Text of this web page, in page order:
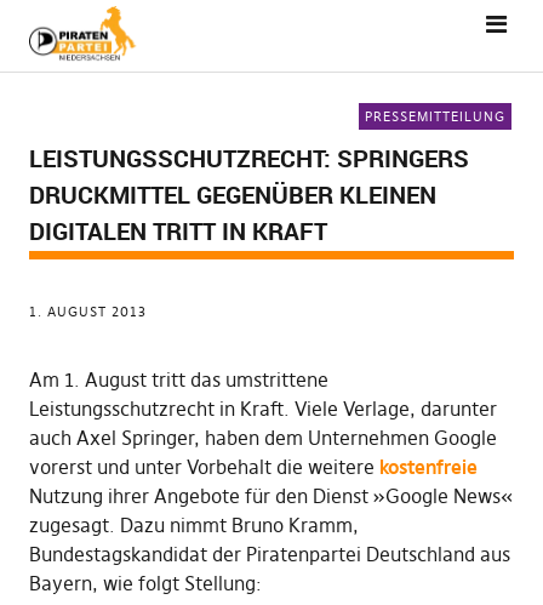
PRESSEMITTEILUNG
LEISTUNGSSCHUTZRECHT: SPRINGERS
DRUCKMITTEL GEGENÜBER KLEINEN
DIGITALEN TRITT IN KRAFT
1. AUGUST 2013
Am 1. August tritt das umstrittene
Leistungsschutzrecht in Kraft. Viele Verlage, darunter
auch Axel Springer, haben dem Unternehmen Google
vorerst und unter Vorbehalt die weitere kostenfreie
Nutzung ihrer Angebote für den Dienst »Google News«
zugesagt. Dazu nimmt Bruno Kramm,
Bundestagskandidat der Piratenpartei Deutschland aus
Bayern, wie folgt Stellung: